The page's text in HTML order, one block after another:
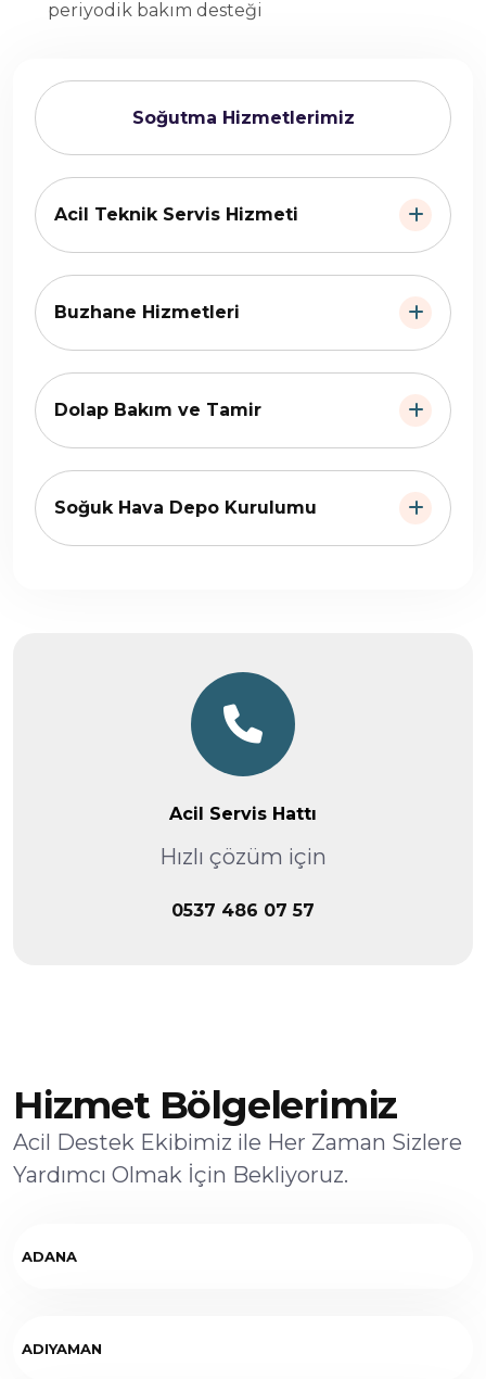
Soğutma Hizmetlerimiz
Acil Teknik Servis Hizmeti
Buzhane Hizmetleri
Dolap Bakım ve Tamir
Soğuk Hava Depo Kurulumu
Acil Servis Hattı
Hızlı çözüm için
0537 486 07 57
periyodik bakım desteği
Hizmet Bölgelerimiz
Acil Destek Ekibimiz ile Her Zaman Sizlere
Yardımcı Olmak İçin Bekliyoruz.
ADANA
ADIYAMAN